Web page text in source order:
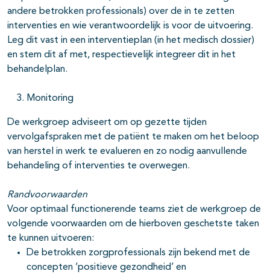
andere betrokken professionals) over de in te zetten
interventies en wie verantwoordelijk is voor de uitvoering.
Leg dit vast in een interventieplan (in het medisch dossier)
en stem dit af met, respectievelijk integreer dit in het
behandelplan.
Monitoring
De werkgroep adviseert om op gezette tijden
vervolgafspraken met de patiënt te maken om het beloop
van herstel in werk te evalueren en zo nodig aanvullende
behandeling of interventies te overwegen.
Randvoorwaarden
Voor optimaal functionerende teams ziet de werkgroep de
volgende voorwaarden om de hierboven geschetste taken
te kunnen uitvoeren:
De betrokken zorgprofessionals zijn bekend met de
concepten ‘positieve gezondheid’ en